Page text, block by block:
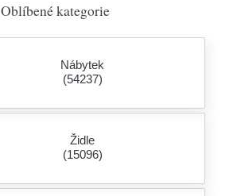
Oblíbené kategorie
Nábytek
(54237)
Židle
(15096)